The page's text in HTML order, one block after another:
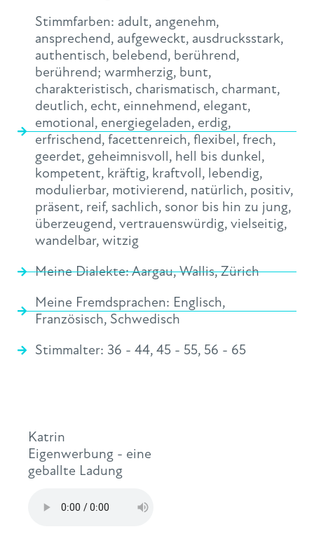
Stimmfarben: adult, angenehm,
ansprechend, aufgeweckt, ausdrucksstark,
authentisch, belebend, berührend,
berührend; warmherzig, bunt,
charakteristisch, charismatisch, charmant,
deutlich, echt, einnehmend, elegant,
emotional, energiegeladen, erdig,
erfrischend, facettenreich, flexibel, frech,
geerdet, geheimnisvoll, hell bis dunkel,
kompetent, kräftig, kraftvoll, lebendig,
modulierbar, motivierend, natürlich, positiv,
präsent, reif, sachlich, sonor bis hin zu jung,
überzeugend, vertrauenswürdig, vielseitig,
wandelbar, witzig
Meine Dialekte:Aargau,Wallis,Zürich
Meine Fremdsprachen: Englisch,
Französisch, Schwedisch
Stimmalter: 36 - 44, 45 - 55, 56 - 65
Katrin
Eigenwerbung - eine
geballte Ladung